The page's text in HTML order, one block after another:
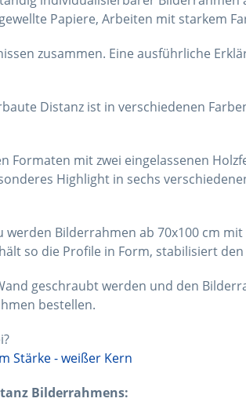
Papiere, Arbeiten mit starkem
zusammen. Eine ausführliche
Distanz ist in verschiedenen
mit zwei eingelassenen
Highlight in sechs
Bilderrahmen ab 70x100 cm
so die Profile in Form, stabilisiert
geschraubt werden und den
bestellen.
Stärke - weißer Kern
Bilderrahmens: